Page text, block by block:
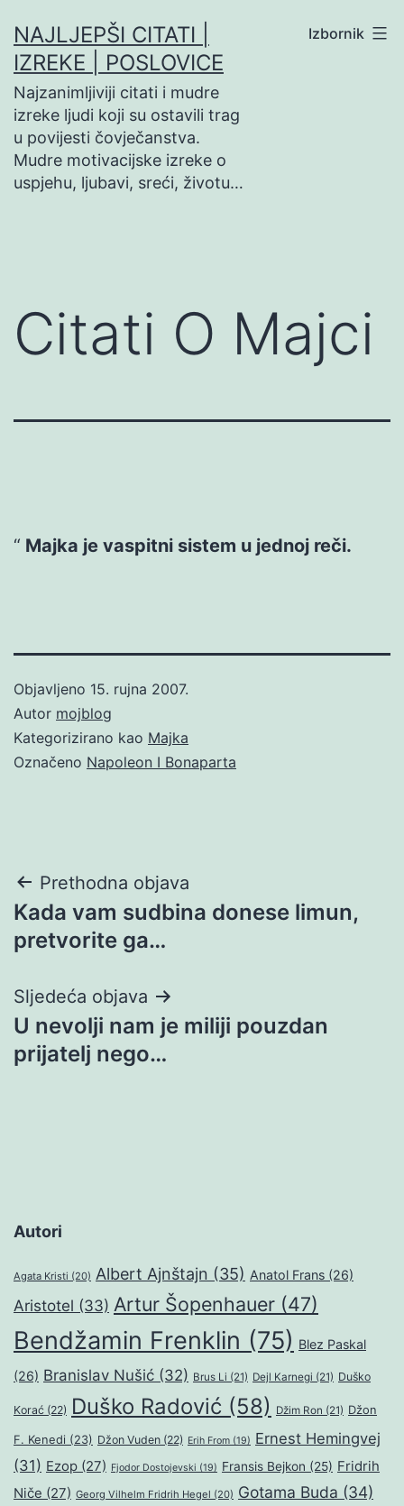
na
sadržaj
NAJLJEPŠI CITATI |
IZREKE | POSLOVICE
Najzanimljiviji citati i mudre
izreke ljudi koji su ostavili trag
u povijesti čovječanstva.
Mudre motivacijske izreke o
uspjehu, ljubavi, sreći, životu…
Izbornik
Citati O Majci
Majka je vaspitni sistem u jednoj reči.
Objavljeno 15. rujna 2007.
Autor mojblog
Kategorizirano kao Majka
Označeno Napoleon I Bonaparta
Navigacija
objava
Prethodna objava
Kada vam sudbina donese limun,
pretvorite ga…
Sljedeća objava
U nevolji nam je miliji pouzdan
prijatelj nego…
Autori
Agata Kristi (20) Albert Ajnštajn (35) Anatol Frans (26)
Aristotel (33) Artur Šopenhauer (47)
Bendžamin Frenklin (75) Blez Paskal
(26) Branislav Nušić (32) Brus Li (21) Dejl Karnegi (21) Duško
Korać (22) Duško Radović (58) Džim Ron (21) Džon
F. Kenedi (23) Džon Vuden (22) Erih From (19) Ernest Hemingvej
(31) Ezop (27) Fjodor Dostojevski (19) Fransis Bejkon (25) Fridrih
Niče (27) Georg Vilhelm Fridrih Hegel (20) Gotama Buda (34)